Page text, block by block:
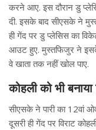
करने आए. इस दौरान डु
दी. इसके बाद सीएसके ने
ही गेंद पर डु प्लेसिस का
आउट हुए. मुस्तफिजुर ने इसके
वे खाता तक नहीं खोल पाए.
कोहली को भी
सीएसके ने पारी का 12वां
दूसरी ही गेंद पर विराट